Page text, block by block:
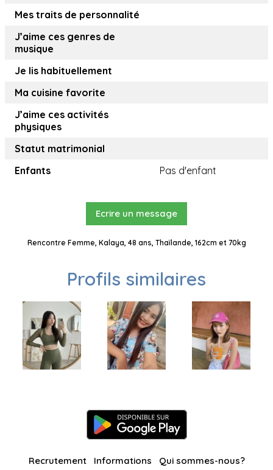
Mes traits de personnalité
J’aime ces genres de
musique
Je lis habituellement
Ma cuisine favorite
J’aime ces activités
physiques
Statut matrimonial
Enfants
Pas d'enfant
Ecrire un message
Rencontre Femme, Kalaya, 48 ans, Thaïlande, 162cm et 70kg
Profils similaires
Recrutement Informations Qui sommes-nous?